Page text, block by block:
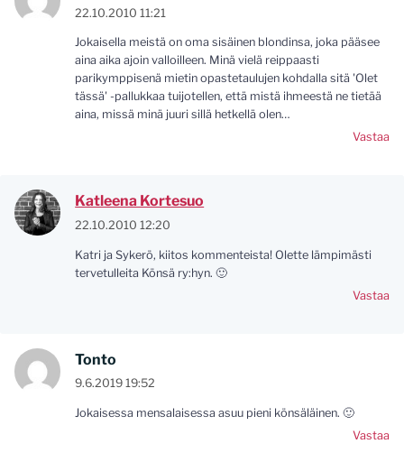
22.10.2010 11:21
Jokaisella meistä on oma sisäinen blondinsa, joka pääsee
aina aika ajoin valloilleen. Minä vielä reippaasti
parikymppisenä mietin opastetaulujen kohdalla sitä 'Olet
tässä' -pallukkaa tuijotellen, että mistä ihmeestä ne tietää
aina, missä minä juuri sillä hetkellä olen…
Vastaa
Katleena Kortesuo
22.10.2010 12:20
Katri ja Sykerö, kiitos kommenteista! Olette lämpimästi
tervetulleita Könsä ry:hyn. 🙂
Vastaa
Tonto
9.6.2019 19:52
Jokaisessa mensalaisessa asuu pieni könsäläinen. 🙂
Vastaa